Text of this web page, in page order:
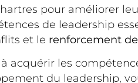
pour améliorer
de leadership
et le renforcement de
acquérir les
du leadership,